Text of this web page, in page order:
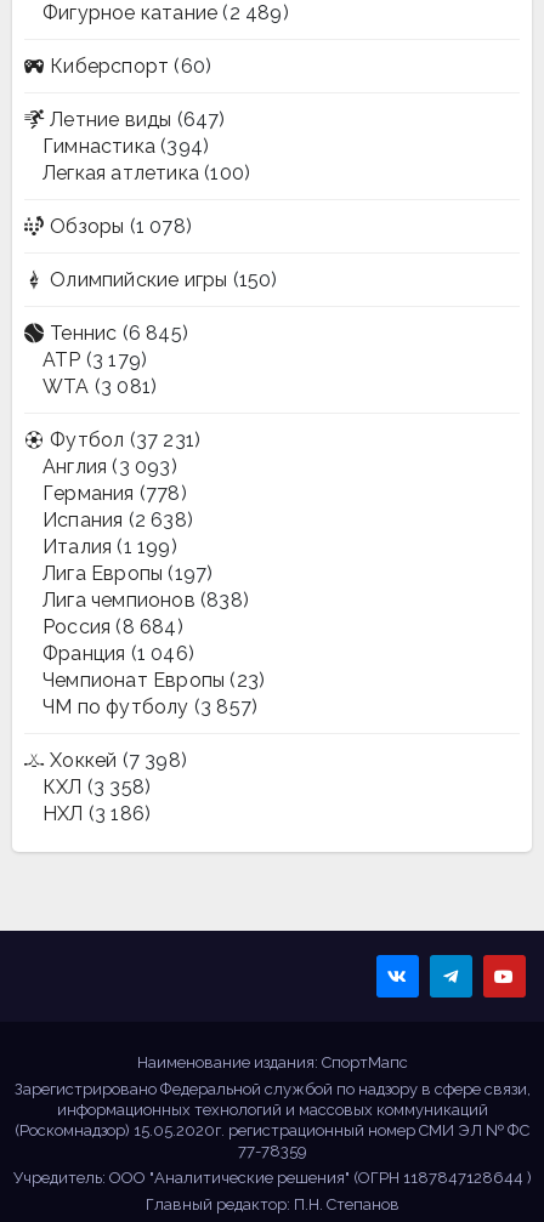
Фигурное катание (2 489)
Киберспорт (60)
Летние виды (647)
Гимнастика (394)
Легкая атлетика (100)
Обзоры (1 078)
Олимпийские игры (150)
Теннис (6 845)
ATP (3 179)
WTA (3 081)
Футбол (37 231)
Англия (3 093)
Германия (778)
Испания (2 638)
Италия (1 199)
Лига Европы (197)
Лига чемпионов (838)
Россия (8 684)
Франция (1 046)
Чемпионат Европы (23)
ЧМ по футболу (3 857)
Хоккей (7 398)
КХЛ (3 358)
НХЛ (3 186)
Наименование издания: СпортМапс
Зарегистрировано Федеральной службой по надзору в сфере связи,
информационных технологий и массовых коммуникаций
(Роскомнадзор) 15.05.2020г. регистрационный номер СМИ ЭЛ № ФС
77-78359
Учредитель: ООО "Аналитические решения" (ОГРН 1187847128644 )
Главный редактор: П.Н. Степанов